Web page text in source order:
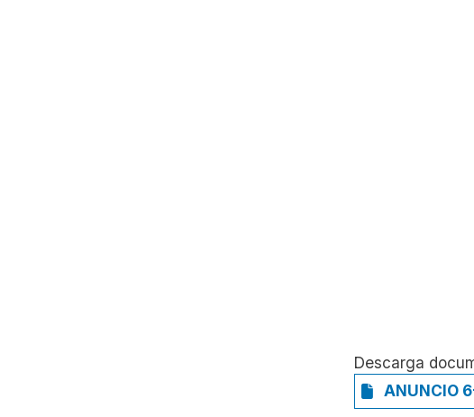
Descarga
ANUNCIO